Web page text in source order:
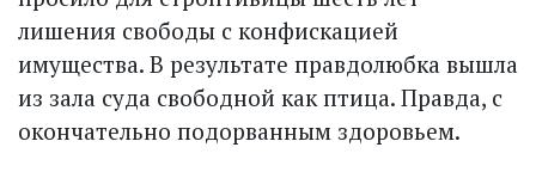
лишения свободы с конфискацией
имущества. В результате правдолюбка вышла
из зала суда свободной как птица. Правда, с
окончательно подорванным здоровьем.